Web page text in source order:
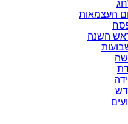
העצמאות
השנה